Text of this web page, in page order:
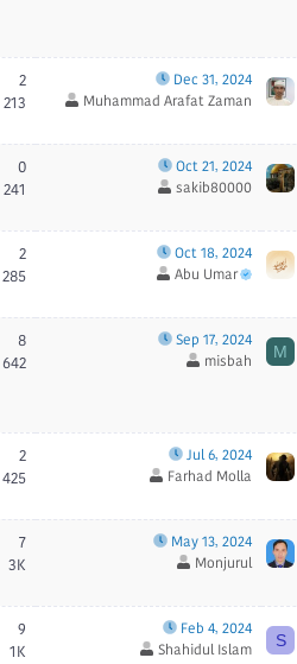
2
213
Dec 31, 2024
Muhammad Arafat Zaman
0
241
Oct 21, 2024
sakib80000
2
285
Oct 18, 2024
Abu Umar
8
642
Sep 17, 2024
misbah
M
2
425
Jul 6, 2024
Farhad Molla
7
3K
May 13, 2024
Monjurul
9
1K
Feb 4, 2024
Shahidul Islam
S